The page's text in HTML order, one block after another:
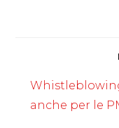
anche per le